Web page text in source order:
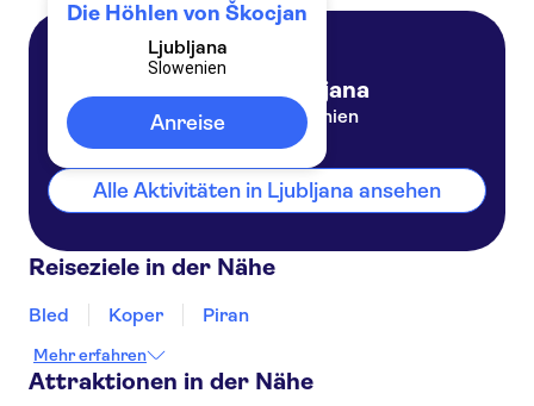
Die Höhlen von Škocjan
Ljubljana
Slowenien
Anreise
Ljubljana
Slowenien
Alle Aktivitäten in Ljubljana ansehen
Reiseziele in der Nähe
Bled Koper Piran
Mehr erfahren
Attraktionen in der Nähe